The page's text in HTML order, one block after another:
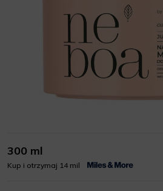
300 ml
Kup i otrzymaj 14 mil